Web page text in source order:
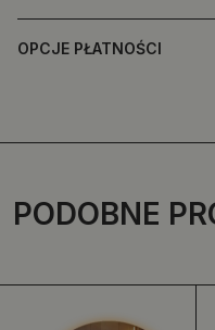
OPCJE PŁATNOŚCI
PODOBNE